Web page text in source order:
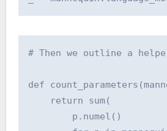
# Then we outline a
def
    return sum(
        p.numel()